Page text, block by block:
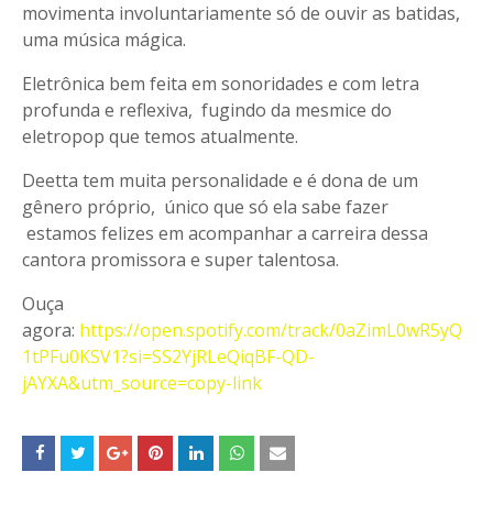
movimenta involuntariamente só de ouvir as batidas,
uma música mágica.
Eletrônica bem feita em sonoridades e com letra
profunda e reflexiva, fugindo da mesmice do
eletropop que temos atualmente.
Deetta tem muita personalidade e é dona de um
gênero próprio, único que só ela sabe fazer
estamos felizes em acompanhar a carreira dessa
cantora promissora e super talentosa.
Ouça
agora: https://open.spotify.com/track/0aZimL0wR5yQ
1tPFu0KSV1?si=SS2YjRLeQiqBF-QD-
jAYXA&utm_source=copy-link